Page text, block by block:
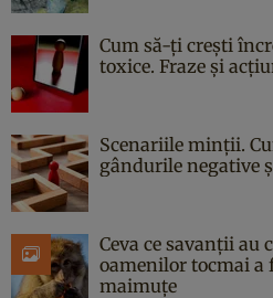
Cum să-ți crești
toxice. Fraze și
Scenariile minții.
gândurile negative
Ceva ce savanții au
oamenilor tocmai a
maimuțe